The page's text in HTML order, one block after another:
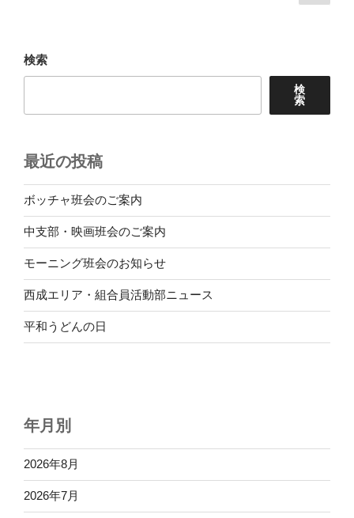
ペ
ー
送
の
検索
検
索
最近の投稿
ボッチャ班会のご案内
中支部・映画班会のご案内
モーニング班会のお知らせ
西成エリア・組合員活動部ニュース
平和うどんの日
年月別
2026年8月
2026年7月